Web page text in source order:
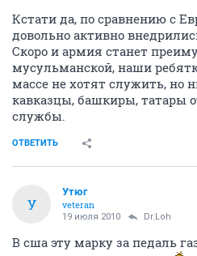
Кстати да, по сравнению с
довольно активно
Скоро и армия станет
мусульманской, наши
массе не хотят служить, но
кавказцы, башкиры, татары
службы.
ОТВЕТИТЬ
У
Утюг
veteran
19 июля 2010 Dr.Loh
В сша эту марку за педаль